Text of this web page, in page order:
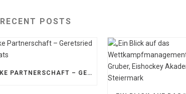
RECENT POSTS
STARKE PARTNERSCHAFT – GERETSRIED RIVER RATS